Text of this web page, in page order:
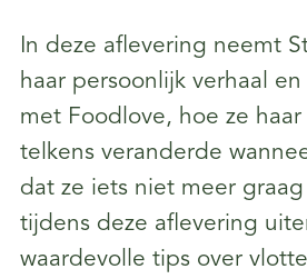
In deze aflevering neemt
haar persoonlijk verhaal
met Foodlove, hoe ze
telkens veranderde
dat ze iets niet meer
tijdens deze aflevering
waardevolle tips over